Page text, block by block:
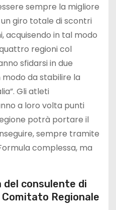
sempre la migliore
giro totale di scontri
acquisendo in tal modo
regioni col
sfidarsi in due
modo da stabilire la
Gli atleti
a loro volta punti
potrà portare il
sempre tramite
complessa, ma
consulente di
Regionale